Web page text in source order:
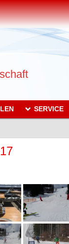
SERVICE